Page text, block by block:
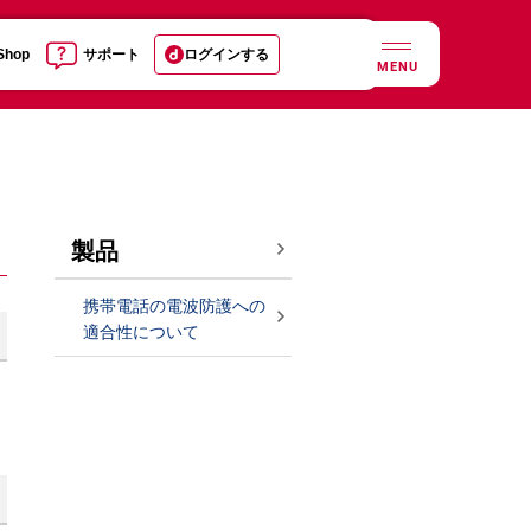
サポート ログインする
MENU
製品
携帯電話の電波防護への
適合性について